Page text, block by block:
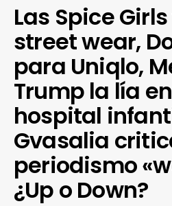
Las Spice
street wear,
para Uniqlo,
Trump la lía
hospital
Gvasalia
periodismo
¿Up o Down?